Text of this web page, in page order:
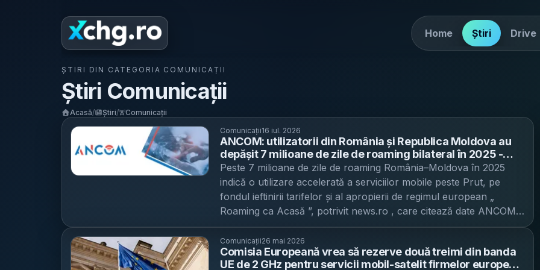
Home Știri Drive
ȘTIRI DIN CATEGORIA COMUNICAȚII
Știri Comunicații
Acasă/ Știri/
Comunicații
Comunicații16 iul. 2026
ANCOM: utilizatorii din România și Republica Moldova au
depășit 7 milioane de zile de roaming bilateral în 2025 -
creștere de 66% față de 2022, pe fondul reducerii tarifelor
și al pregătirii pentru „Roaming ca Acasă” din 2026
Peste 7 milioane de zile de roaming România–Moldova în 2025
indică o utilizare accelerată a serviciilor mobile peste Prut, pe
fondul ieftinirii tarifelor și al apropierii de regimul european „
Roaming ca Acasă ”, potrivit news.ro , care citează date ANCOM .
În 2025, utilizatorii din România și Republica Moldova au cumulat
peste 7 milioane de zile de roaming bilateral, cu 66% mai multe
decât în 2022, primul an de aplicare a acordului de reducere a
Comunicații26 mai 2026
Comisia Europeană vrea să rezerve două treimi din banda
UE de 2 GHz pentru servicii mobil-satelit firmelor europene